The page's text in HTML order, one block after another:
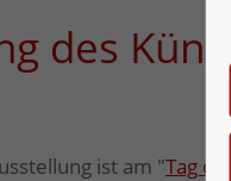
des
ist am "Tag